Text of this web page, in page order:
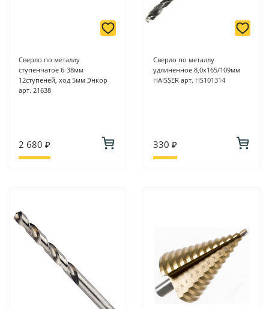
Сверло по металлу
ступенчатое 6-38мм
12ступеней, ход 5мм Энкор
арт. 21638
2 680 ₽
Сверло по металлу
удлиненное 8,0х165/109мм
HAISSER арт. HS101314
330 ₽